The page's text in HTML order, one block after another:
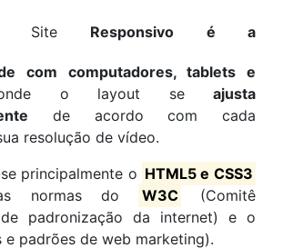
Site Responsivo é a
com computadores, tablets e
o layout se ajusta
de acordo com cada
resolução de vídeo.
principalmente o HTML5 e CSS3
normas do
W3C
(Comitê
de padronização da internet) e o
e padrões de web marketing).